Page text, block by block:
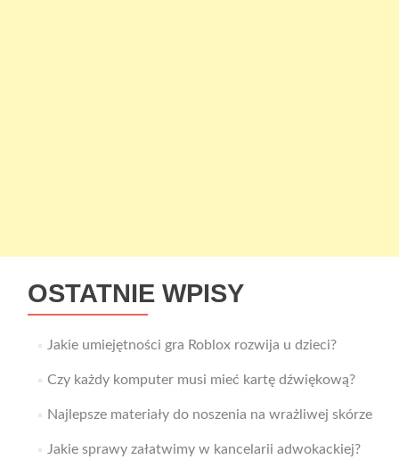
OSTATNIE WPISY
Jakie umiejętności gra Roblox rozwija u dzieci?
Czy każdy komputer musi mieć kartę dźwiękową?
Najlepsze materiały do noszenia na wrażliwej skórze
Jakie sprawy załatwimy w kancelarii adwokackiej?